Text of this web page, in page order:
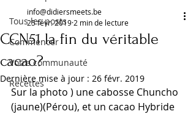
Tous les posts
Commencer
Votre communauté
Recettes
CCN51 la fin du véritable
cacao?
info@didiersmeets.be
25 févr. 2019 2 min de lecture
Dernière mise à jour : 26 févr. 2019
Sur la photo ) une cabosse Chuncho
(jaune)(Pérou), et un cacao Hybride